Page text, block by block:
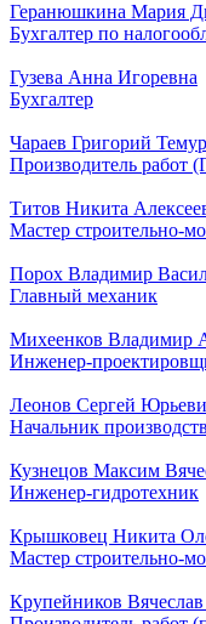
Геранюшкина Мария
Бухгалтер по
Гузева Анна Игоревна
Бухгалтер
Чараев Григорий
Производитель работ
Титов Никита
Мастер строительно-
Порох Владимир
Главный механик
Михеенков Владимир
Инженер-
Леонов Сергей
Начальник
Кузнецов Максим
Инженер-гидротехник
Крышковец Никита
Мастер строительно-
Крупейников